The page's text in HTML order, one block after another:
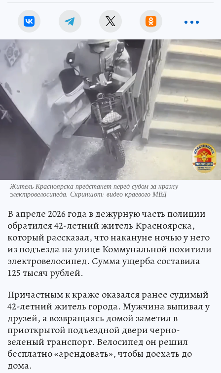
Житель Красноярска предстанет перед судом за кражу
электровелосипеда. Скриншот: видео краевого МВД
В апреле 2026 года в дежурную часть полиции
обратился 42-летний житель Красноярска,
который рассказал, что накануне ночью у него
из подъезда на улице Коммунальной похитили
электровелосипед. Сумма ущерба составила
125 тысяч рублей.
Причастным к краже оказался ранее судимый
42-летний житель города. Мужчина выпивал у
друзей, а возвращаясь домой заметил в
приоткрытой подъездной двери черно-
зеленый транспорт. Велосипед он решил
бесплатно «арендовать», чтобы доехать до
дома.